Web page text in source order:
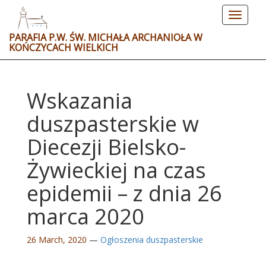
Toggle
PARAFIA P.W. ŚW. MICHAŁA ARCHANIOŁA W
KOŃCZYCACH WIELKICH
Wskazania
duszpasterskie w
Diecezji Bielsko-
Żywieckiej na czas
epidemii – z dnia 26
marca 2020
26 March, 2020 — Ogłoszenia duszpasterskie